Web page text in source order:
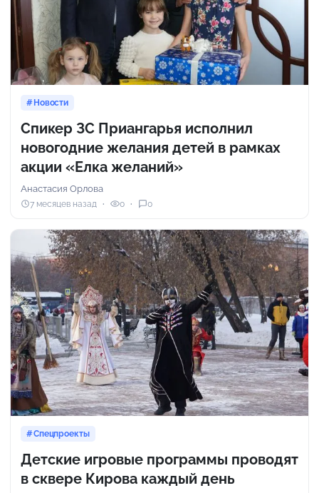
Новости
Спикер ЗС Приангарья исполнил
новогодние желания детей в рамках
акции «Елка желаний»
Анастасия Орлова
7 месяцев назад 0 0
Спецпроекты
Детские игровые программы проводят
в сквере Кирова каждый день